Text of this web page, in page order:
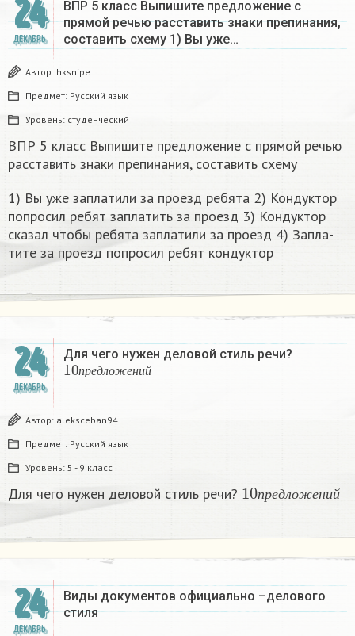
24
ДЕКАБРЬ
ВПР 5 класс Выпишите предложение с
прямой речью расставить знаки препинания,
составить схему 1) Вы уже…
Автор: hksnipe
Предмет: Русский язык
Уровень: студенческий
ВПР 5 класс Выпишите предложение с прямой речью
расставить знаки препинания, составить схему
1) Вы уже за­пла­ти­ли за про­езд ре­бя­та 2) Кон­дук­тор
по­про­сил ребят за­пла­тить за про­езд 3) Кон­дук­тор
ска­зал чтобы ре­бя­та за­пла­ти­ли за про­езд 4) За­пла­
ти­те за про­езд по­про­сил ребят кон­дук­тор​
24
ДЕКАБРЬ
Для чего нужен деловой стиль речи?
пр е дл ож ен и й
10п редложен ий
Автор: aleksceban94
Предмет: Русский язык
Уровень: 5 - 9 класс
Для чего нужен деловой стиль речи? пр е дл ож ен и й
10 н
24
ДЕКАБРЬ
Виды документов официально –делового
стиля